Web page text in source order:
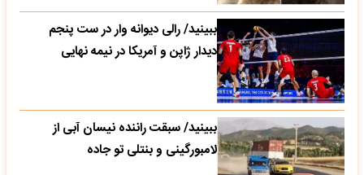
ببینید/ رالی دیوانه وار در ست پنجم
دیدار ژاپن و آمریکا در نیمه نهایی
ببینید/ سبقت راننده نیسان آبی از
لامبورگینی و بنتلی تو جاده